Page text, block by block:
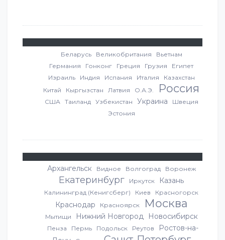
Беларусь Великобритания
Вьетнам
Германия
Гонконг Греция Грузия
Египет
Израиль
Индия Испания Италия
Казахстан
Китай
Кыргызстан Латвия О.А.Э. Россия
США Таиланд Узбекистан Украина
Швеция
Эстония
Архангельск Видное Волгоград Воронеж
Екатеринбург Иркутск Казань
Калининград (Кенигсберг) Киев Красногорск
Краснодар Красноярск Москва
Мытищи Нижний Новгород Новосибирск
Пенза Пермь Подольск Реутов
Ростов-на-